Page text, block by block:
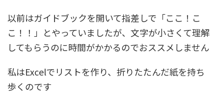
以前はガイドブックを開いて指差しで「ここ！こ
こ！！」とやっていましたが、文字が小さくて理解
してもらうのに時間がかかるのでおススメしません
私はExcelでリストを作り、折りたたんだ紙を持ち
歩くのです